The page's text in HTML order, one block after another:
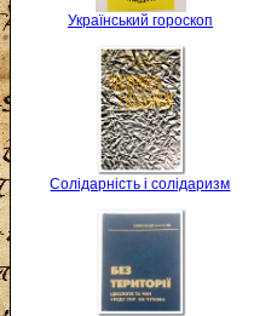
Український гороскоп
Солідарність і солідаризм